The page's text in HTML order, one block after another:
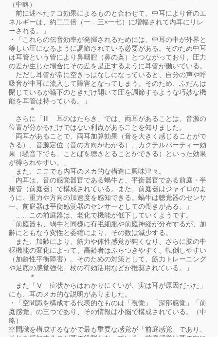
（中略）
前に述べたテコ効果によるものと合わせて、中耳により音のエ
ネルギーは、約二二倍（一．三×一七）に増幅されて内耳にリレ
ーされる。」
・「これらの伝音効率が発揮されるためには、中耳の中が外界と
等しい圧になるように調節されている必要がある。そのため中耳
は耳管という管により鼻咽腔（鼻の奥）とつながっており、圧力
の差が生じた場合にその差を是正するように耳管が働いている。
ただし耳管が常に空きっぱなしになっていると、自分の声や呼
吸音が中耳に流入して障害となってしまう。そのため、ふだんは
閉じているが嚥下のときだけ開いて圧を調節するような巧妙な機
能を耳管は持っている。」
＊
さらに「Ⅲ 耳のはたらき」では、両耳があることは、音源の
位置が分かるだけではない利点があることを知りました。
「両耳があることで、両耳加算効果（音を大きく感じることがで
きる）、音源定位（音の方向がわかる）、カクテルパーティー効
果（騒音下でも、ことばを聴きとることができる）といった効果
が得られやすい。」
また、ここでも内耳のメカ的な構造に興味津々。
「内耳は、音の感覚器官である蝸牛と、平衡器官である前庭・半
規管（前庭器）で構成されている。また、前庭器はジャイロのよ
うに、重力や方向の加速度を感知できる。蝸牛は聴覚器のセンサ
ー、前庭器は平衡感覚器のセンサーとしての働きがある。」
……この前庭器は、老化で機能が低下していくようです。
「前庭器も、蝸牛と同様に有毛細胞や前庭神経が分布するが、加
齢にともなう変性と委縮により、その数は減少する。
また、加齢により、筋力や体性感覚が鈍くなり、さらに脳の中
枢機能の変化によって、高齢者はふらつきやすく、転倒しやすい
（加齢性平衡障害）。そのための対策として、筋力トレーニング
や足底の感覚強化、杖の有効活用などが推奨されている。」
＊
また「Ⅴ 症状からはわかりにくいが、実は耳が原因だった」
にも、耳のメカ的な説明がありました。
・「空間識を構成する代表的なものは「視覚」「深部感覚」「前
庭感覚」の三つであり、その情報は小脳で構成されている。（中
略）
空間識を構成するなかで最も重要な感覚が「前庭感覚」であり、